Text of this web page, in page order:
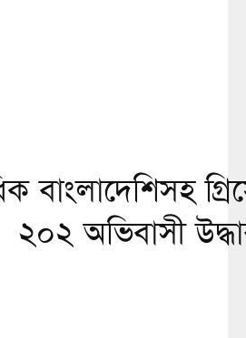
বাংলাদেশিসহ
২০২ অভিবাসী